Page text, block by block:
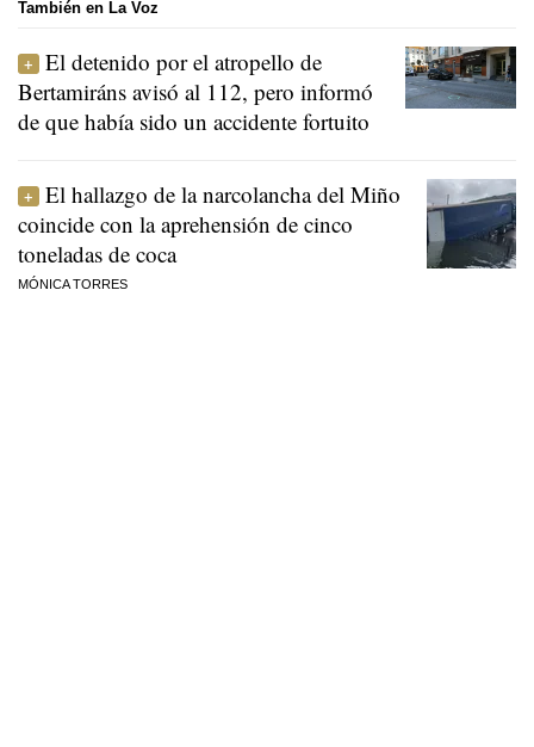
También en La Voz
El detenido por el atropello de
Bertamiráns avisó al 112, pero informó
de que había sido un accidente fortuito
El hallazgo de la narcolancha del Miño
coincide con la aprehensión de cinco
toneladas de coca
MÓNICA TORRES